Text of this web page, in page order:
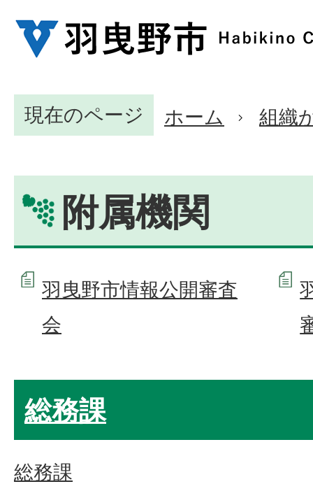
現在のページ ホーム 組織
附属機関
羽曳野市情報公開審査
会
総務課
総務課